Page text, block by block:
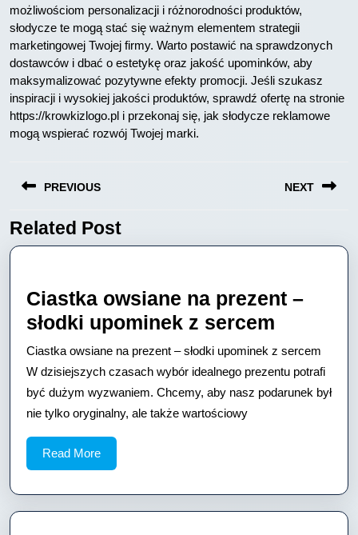
możliwościom personalizacji i różnorodności produktów,
słodycze te mogą stać się ważnym elementem strategii
marketingowej Twojej firmy. Warto postawić na sprawdzonych
dostawców i dbać o estetykę oraz jakość upominków, aby
maksymalizować pozytywne efekty promocji. Jeśli szukasz
inspiracji i wysokiej jakości produktów, sprawdź ofertę na stronie
https://krowkizlogo.pl i przekonaj się, jak słodycze reklamowe
mogą wspierać rozwój Twojej marki.
wpisuPREVIOUS
Previous
post:
NEXT
post:
Related Post
Ciastka owsiane na prezent –
słodki upominek z sercem
owsiane
na
prezent
z
sercem
Ciastka owsiane na prezent – słodki upominek z sercem
W dzisiejszych czasach wybór idealnego prezentu potrafi
być dużym wyzwaniem. Chcemy, aby nasz podarunek był
nie tylko oryginalny, ale także wartościowy
Read MoreRead
More